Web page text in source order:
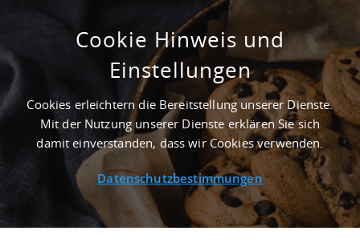
5.000 M² MIETHALLE IN MERING NAHE
GÜTERVERKEHRSZENTRUM GVZ AUGSBURG
- LANDKREIS AICHACH-FRIEDBERG
Startseite/ Immobiliensuche/ Detailansicht
ZURÜCK MERKEN VERGLEICHEN EXPORT PDF
Cookie Hinweis und
Einstellungen
Cookies erleichtern die Bereitstellung unserer Dienste.
Mit der Nutzung unserer Dienste erklären Sie sich
damit einverstanden, dass wir Cookies verwenden.
Datenschutzbestimmungen